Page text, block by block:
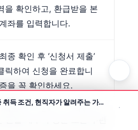
을 확인하고, 환급받을 본
좌를 입력합니다.
종 확인 후 ‘신청서 제출’
릭하여 신청을 완료합니
을 꼭 확인하세요.
2026년 전기기사 자격증 취득 조건, 현직자가 알려주는 가장 빠르고 확실한 방법